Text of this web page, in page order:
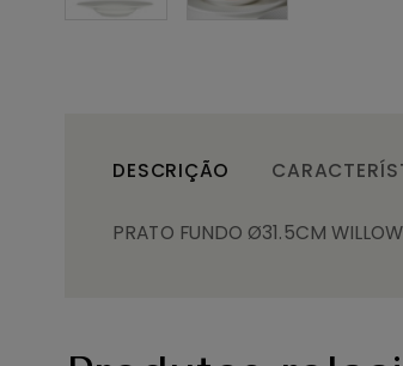
DESCRIÇÃO
PRATO FUNDO Ø31.5CM WILLOW